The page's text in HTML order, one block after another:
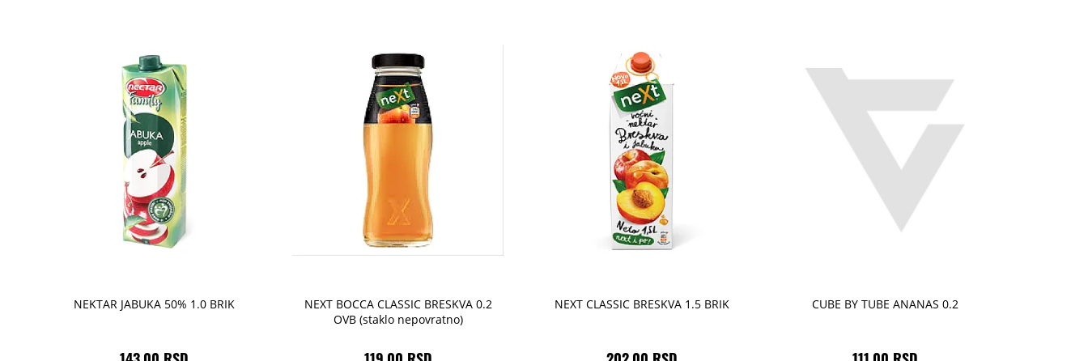
NEKTAR JABUKA 50% 1.0 BRIK
NEXT BOCCA CLASSIC BRESKVA 0.2
OVB (staklo nepovratno)
NEXT CLASSIC BRESKVA 1.5 BRIK CUBE BY TUBE ANANAS 0.2